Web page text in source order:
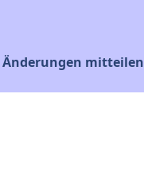
Änderungen mitteilen